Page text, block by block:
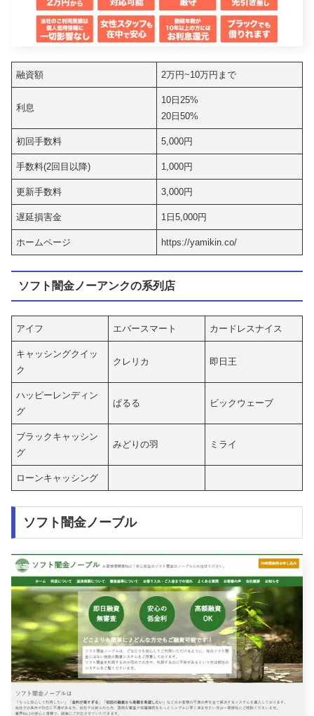
融資額 2万円~10万円まで
利息
10日25%
20日50%
初回手数料 5,000円
手数料(2回目以降) 1,000円
更新手数料 3,000円
遅延損害金 1日5,000円
ホームページ https://yamikin.co/
ソフト闇金ノーアンクの系列店
アイフ エバースマート カードレスナイス
キャッシングクイッ
ク
クレリカ 即日王
ハッピーレンディン
グ
ぱるる ビックウェーブ
ブラックキャッシン
グ
みどりの羽 ミライ
ローンキャッシング
ソフト闇金ノーブル